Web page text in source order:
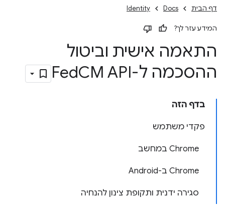
דף הבית Docs
Identity
המידע עזר לך?
התאמה אישית וביטול
ההסכמה ל-FedCM API
בדף הזה
פקדי משתמש
‫Chrome במחשב
‫Chrome ב-Android
סגירה ידנית ותקופת צינון להנחיה